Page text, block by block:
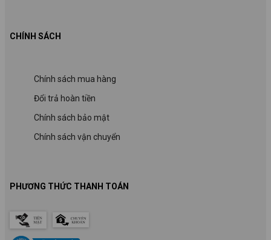
CHÍNH SÁCH
Chính sách mua hàng
Đổi trả hoàn tiền
Chính sách bảo mật
Chính sách vận chuyển
PHƯƠNG THỨC THANH TOÁN